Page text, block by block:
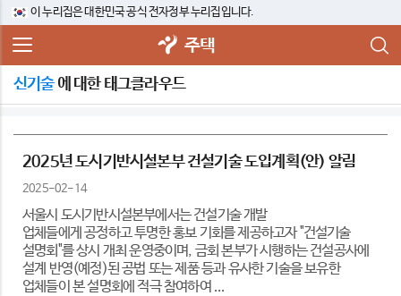
이 누리집은 대한민국 공식 전자정부 누리집입니다.
주택
신기술에 대한 태그클라우드
2025년 도시기반시설본부 건설기술 도입계획(안) 알림
2025-02-14
서울시 도시기반시설본부에서는 건설기술 개발
업체들에게 공정하고 투명한 홍보 기회를 제공하고자 "건설기술
설명회"를 상시 개최 운영중이며, 금회 본부가 시행하는 건설공사에
설계 반영(예정)된 공법 또는 제품 등과 유사한 기술을 보유한
업체들이 본 설명회에 적극 참여하여 ...